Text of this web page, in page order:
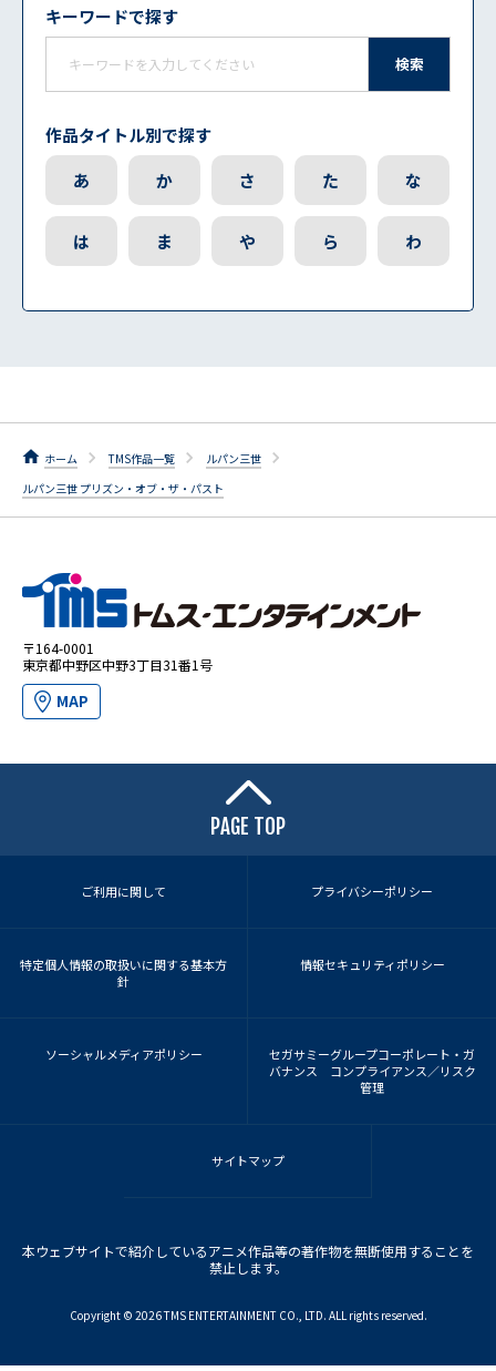
キーワードで探す
検索
作品タイトル別で探す
あ
か さ た な
は ま や ら わ
ホーム TMS作品一覧
ルパン三世
ルパン三世 プリズン・オブ・ザ・パスト
〒164-0001
東京都中野区中野3丁目31番1号
MAP
PAGE TOP
ご利用に関して プライバシーポリシー
特定個人情報の取扱いに関する基本方
針
情報セキュリティポリシー
ソーシャルメディアポリシー
セガサミーグループコーポレート・ガ
バナンス コンプライアンス／リスク
管理
サイトマップ
本ウェブサイトで紹介しているアニメ作品等の著作物を無断使用することを
禁止します。
Copyright ©︎ 2026 TMS ENTERTAINMENT CO., LTD. ALL rights reserved.